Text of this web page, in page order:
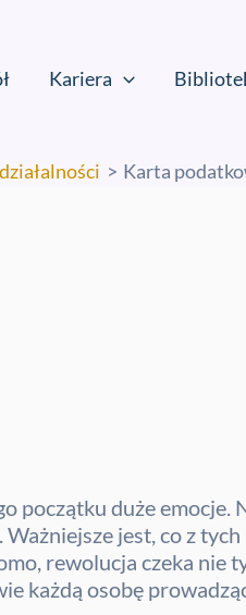
Kariera
Karta
początku duże emocje.
jest, co z
rewolucja czeka nie
każdą osobę